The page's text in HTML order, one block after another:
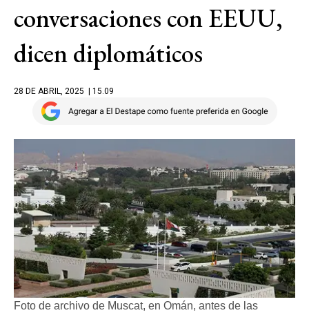
conversaciones con EEUU,
dicen diplomáticos
28 DE ABRIL, 2025 | 15.09
Foto de archivo de Muscat, en Omán, antes de las